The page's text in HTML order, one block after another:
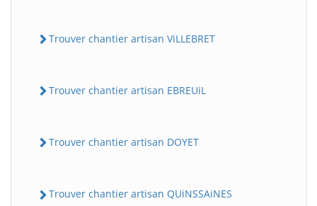
Trouver chantier artisan ViLLEBRET
Trouver chantier artisan EBREUiL
Trouver chantier artisan DOYET
Trouver chantier artisan QUiNSSAiNES